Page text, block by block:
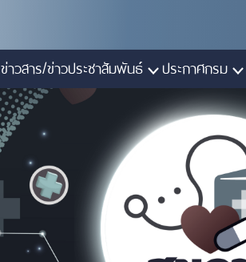
ข่าวสาร/ข่าวประชาสัมพันธ์ ประกาศกรม